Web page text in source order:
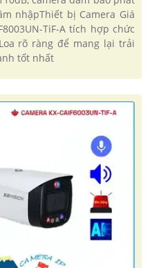
nhậpThiết bị Camera Giá
TiF-A tích hợp chức
rõ ràng để mang lại trải
tốt nhất